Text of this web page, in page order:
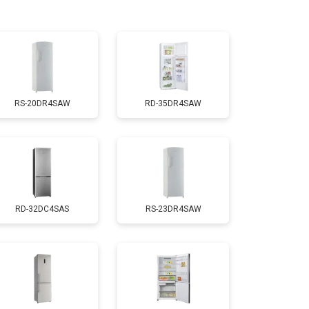
Заказать
2550 ₽ Заказать
Заказать
4750 ₽ Заказать
3650 ₽ Заказать
RS-20DR4SAW RD-35DR4SAW
RD-32DC4SAS RS-23DR4SAW